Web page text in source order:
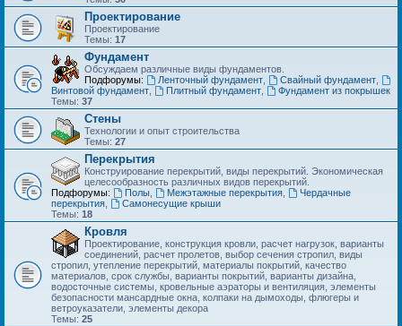
Проектирование
Проектирование
Темы: 17
Фундамент
Обсуждаем различные виды фундаментов.
Подфорумы:
Ленточный фундамент, Свайный фундамент,
Винтовой фундамент
Плитный фундамент,
Фундамент из покрышек
Темы: 37
Стены
Технологии и опыт строительства
Темы: 27
Перекрытия
Конструирование перекрытий, виды перекрытий. Экономическая
целесообразность различных видов перекрытий.
Подфорумы:
Полы, Межэтажные перекрытия,
Чердачные
перекрытия
Самонесущие крыши
Темы: 18
Кровля
Проектирование, конструкция кровли, расчет нагрузок, варианты
соединений, расчет пролетов, выбор сечения стропил, виды
стропил, утепление перекрытий, материалы покрытий, качество
материалов, срок службы, варианты покрытий, варианты дизайна,
водосточные системы, кровельные аэраторы и вентиляция, элементы
безопасности мансардные окна, колпаки на дымоходы, флюгеры и
ветроуказатели, элементы декора
Темы: 25